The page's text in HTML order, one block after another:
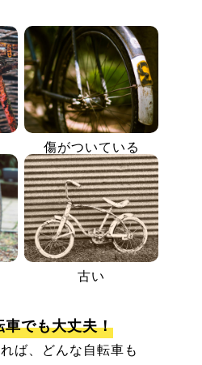
傷がついている
古い
車でも大丈夫！
ば、どんな自転車も